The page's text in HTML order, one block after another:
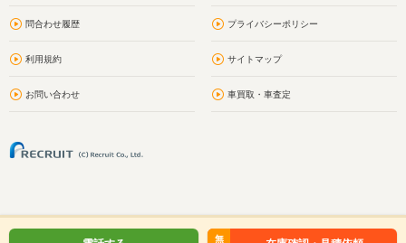
問合わせ履歴 プライバシーポリシー
利用規約 サイトマップ
お問い合わせ 車買取・車査定
無